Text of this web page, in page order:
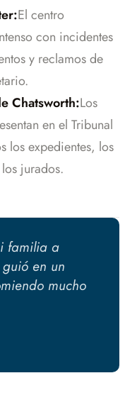
El centro
con incidentes
y reclamos de
Chatsworth:Los
en el Tribunal
los expedientes, los
jurados.
familia a
en un
mucho